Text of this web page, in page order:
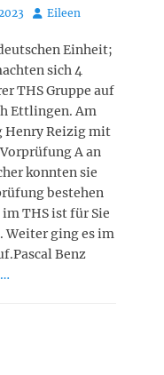
AutorEileen
Einheit;
sich 4
THS Gruppe auf
Ettlingen. Am
Henry Reizig mit
A an
konnten sie
bestehen
THS ist für Sie
Weiter ging es im
Benz